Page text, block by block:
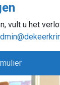
vult u het